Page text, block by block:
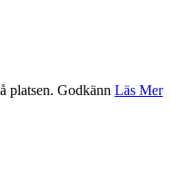
platsen. Godkänn Läs Mer